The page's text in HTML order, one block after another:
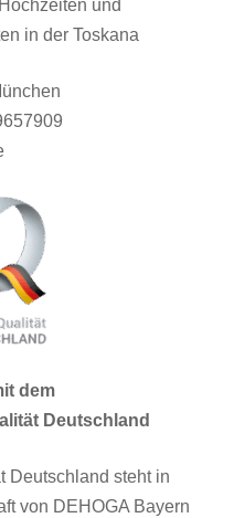
und
in der Toskana
dem
Deutschland
Deutschland steht in
von DEHOGA Bayern